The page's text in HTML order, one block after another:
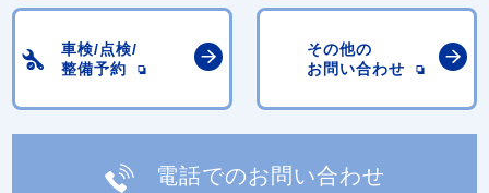
車検/点検/
整備予約
その他の
お問い合わせ
電話でのお問い合わせ